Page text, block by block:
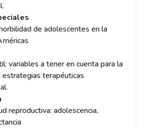
de adolescentes en la
variables a tener en cuenta para la
estrategias terapéuticas
reproductiva: adolescencia,